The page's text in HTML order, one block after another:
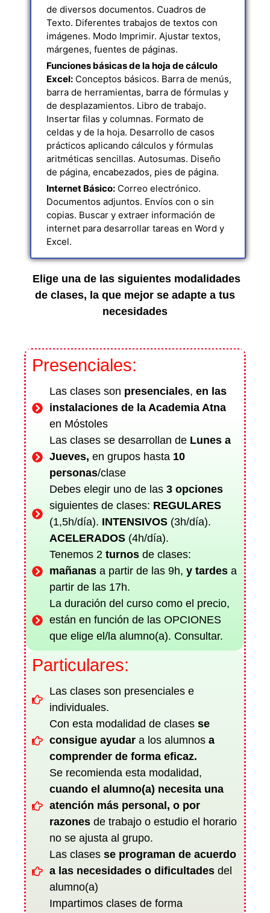
de diversos documentos. Cuadros de
Texto. Diferentes trabajos de textos con
imágenes. Modo Imprimir. Ajustar textos,
márgenes, fuentes de páginas.
Funciones básicas de la hoja de cálculo
Excel: Conceptos básicos. Barra de menús,
barra de herramientas, barra de fórmulas y
de desplazamientos. Libro de trabajo.
Insertar filas y columnas. Formato de
celdas y de la hoja. Desarrollo de casos
prácticos aplicando cálculos y fórmulas
aritméticas sencillas. Autosumas. Diseño
de página, encabezados, pies de página.
Internet Básico: Correo electrónico.
Documentos adjuntos. Envíos con o sin
copias. Buscar y extraer información de
internet para desarrollar tareas en Word y
Excel.
Elige una de las siguientes modalidades
de clases, la que mejor se adapte a tus
necesidades
Presenciales:
Las clases son presenciales, en las
instalaciones de la Academia Atna
en Móstoles
Las clases se desarrollan deLunes a
Jueves, en grupos hasta10
personas/clase
Debes elegir uno de las 3 opciones
siguientes de clases: REGULARES
(1,5h/día). INTENSIVOS (3h/día).
ACELERADOS(4h/día).
Tenemos 2 turnosde clases:
mañanasa partir de las 9h, y tardesa
partir de las 17h.
La duración del curso como el precio,
están en función de las OPCIONES
que elige el/la alumno(a). Consultar.
Particulares:
Las clases son presenciales e
individuales.
Con esta modalidad de clases se
consigue ayudara los alumnos a
comprender de forma eficaz.
Se recomienda esta modalidad,
cuando el alumno(a) necesita una
atención más personal, o por
razonesde trabajo o estudio el horario
no se ajusta al grupo.
Las clases se programan de acuerdo
a las necesidades o dificultades del
alumno(a)
Impartimos clases de forma